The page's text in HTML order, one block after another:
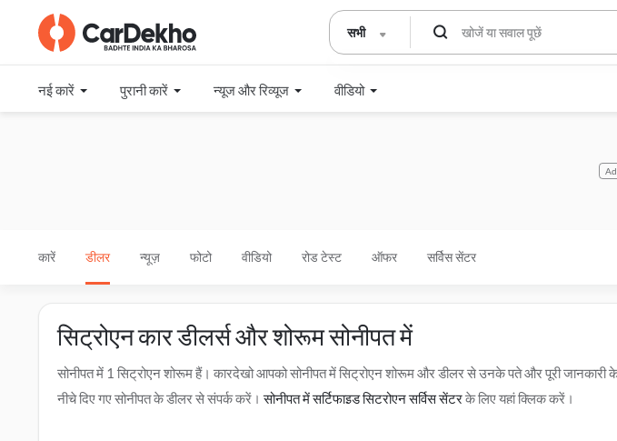
सभी
नई कारें पुरानी कारें न्यूज और रिव्यूज वीडियो
Ad
कारें डीलर न्यूज़ फोटो वीडियो रोड टेस्ट ऑफर सर्विस सेंटर
सिट्रोएन कार डीलर्स और शोरूम सोनीपत में
सोनीपत में 1 सिट्रोएन शोरूम हैं। कारदेखो आपको सोनीपत में सिट्रोएन शोरूम और डीलर से उनके पते और पूरी
नीचे दिए गए सोनीपत के डीलर से संपर्क करें।सोनीपत में सर्टिफाइड सिट्रोएन सर्विस सेंटरके लिए यहां क्लिक करें।